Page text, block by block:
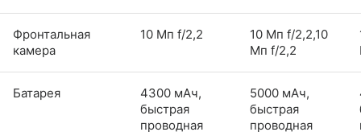
Фронтальная
камера
10 Мп f/2,2
10 Мп f/2,2,10
Мп f/2,2
Батарея
4300 мАч,
быстрая
проводная
5000 мАч,
быстрая
проводная